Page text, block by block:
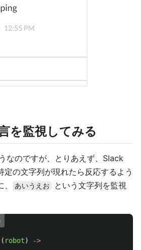
を監視してみる
なのですが、とりあえず、Slack
定の文字列が現れたら反応するよう
あいうえお
という文字列を監視
( robot) ->